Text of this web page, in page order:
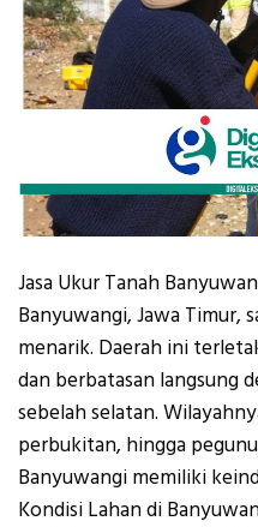
Jasa Ukur Tanah
Banyuwangi, Jawa Timur,
menarik. Daerah ini
dan berbatasan langsung
sebelah selatan.
perbukitan, hingga
Banyuwangi memiliki
Kondisi Lahan di